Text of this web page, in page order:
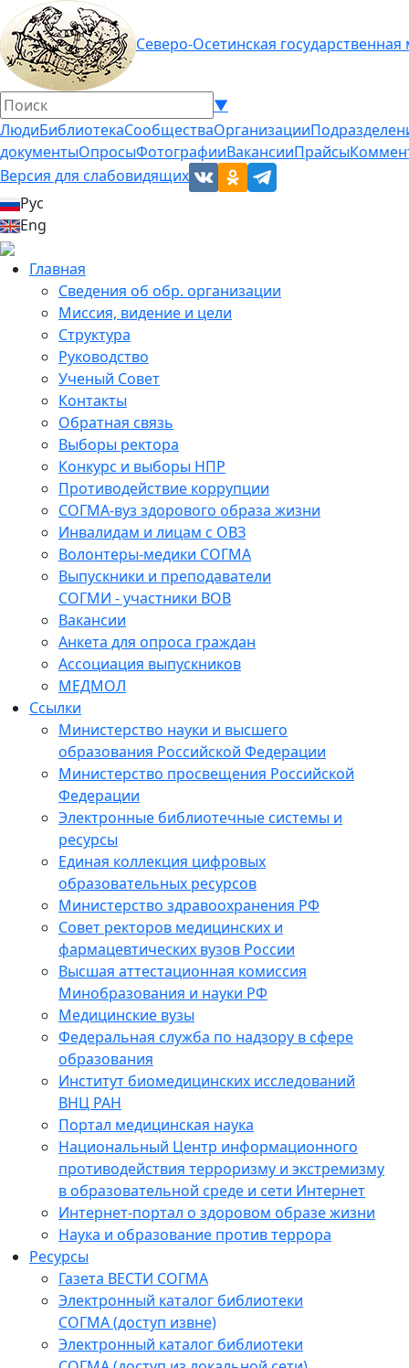
Северо-Осетинская
▼
ЛюдиБиблиотекаСообществаОрганизации
документыОпросыФотографииВакансииПрайсы
Версия для слабовидящих
Рус
Eng
Главная
Сведения об обр. организации
Миссия, видение и цели
Структура
Руководство
Ученый Совет
Контакты
Обратная связь
Выборы ректора
Конкурс и выборы НПР
Противодействие коррупции
СОГМА-вуз здорового образа жизни
Инвалидам и лицам с ОВЗ
Волонтеры-медики СОГМА
Выпускники и преподаватели
СОГМИ - участники ВОВ
Вакансии
Анкета для опроса граждан
Ассоциация выпускников
МЕДМОЛ
Ссылки
Министерство науки и высшего
образования Российской Федерации
Министерство просвещения Российской
Федерации
Электронные библиотечные системы и
ресурсы
Единая коллекция цифровых
образовательных ресурсов
Министерство здравоохранения РФ
Совет ректоров медицинских и
фармацевтических вузов России
Высшая аттестационная комиссия
Минобразования и науки РФ
Медицинские вузы
Федеральная служба по надзору в сфере
образования
Институт биомедицинских исследований
ВНЦ РАН
Портал медицинская наука
Национальный Центр информационного
противодействия терроризму и экстремизму
в образовательной среде и сети Интернет
Интернет-портал о здоровом образе жизни
Наука и образование против террора
Ресурсы
Газета ВЕСТИ СОГМА
Электронный каталог библиотеки
СОГМА (доступ извне)
Электронный каталог библиотеки